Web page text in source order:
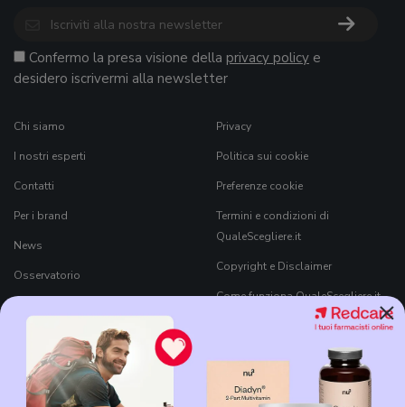
×
Confermo la presa visione della privacy policy e
desidero iscrivermi alla newsletter
Chi siamo
I nostri esperti
Contatti
Per i brand
News
Osservatorio
Black Friday 2026
Privacy
Politica sui cookie
Preferenze cookie
Termini e condizioni di
QualeScegliere.it
Copyright e Disclaimer
Come funziona QualeScegliere.it